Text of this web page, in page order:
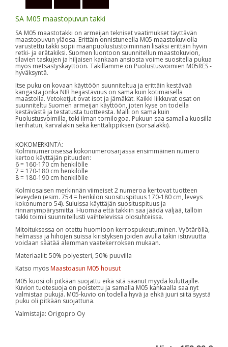
SA M05 maastopuvun takki
SA M05 maastotakki on armeijan tekniset vaatimukset täyttävän
maastopuvun yläosa. Erittäin onnistuneella M05 maastokuviolla
varustettu takki sopii maanpuolustustoiminnan lisäksi erittäin hyvin
retki- ja erätakiksi. Suomen luontoon suunnitellun maastokuvion,
tilavien taskujen ja hiljaisen kankaan ansiosta voime suositella pukua
myös metsästyskäyttöön. Takillamme on Puolustusvoimien M05RES -
hyväksyntä.
Itse puku on kovaan käyttöön suunniteltua ja erittäin kestävää
kangasta jonka NIR heijastavuus on sama kuin kotimaisella
maastolla. Vetoketjut ovat isot ja jämäkät. Kaikki liikkuvat osat on
suunniteltu Suomen armeijan käyttöön, joten kyse on todella
kestävästä ja testatusta tuotteesta. Malli on sama kuin
Puolustusvoimilla, toki ilman tornilogoa. Pukuun saa samalla kuosilla
lierihatun, karvalakin sekä kenttälippiksen (sorsalakki).
KOKOMERKINTÄ:
Kolminumeroisessa kokonumerosarjassa ensimmäinen numero
kertoo käyttäjän pituuden:
6 = 160-170 cm henkilölle
7 = 170-180 cm henkilölle
8 = 180-190 cm henkilölle
Kolmiosaisen merkinnän viimeiset 2 numeroa kertovat tuotteen
leveyden (esim. 754 = henkilön suosituspituus 170-180 cm, leveys
kokonumero 54). Suluissa käyttäjän suosituspituus ja
rinnanympärysmitta. Huomaa että takkiin saa jäädä väljää, tällöin
takki toimii suunnitellusti vaihtelevissa olosuhteissa.
Mitoituksessa on otettu huomioon kerrospukeutuminen. Vyötäröllä,
helmassa ja hihojen suissa kiristyksen joiden avulla takin istuvuutta
voidaan säätää alemman vaatekerroksen mukaan.
Materiaalit: 50% polyesteri, 50% puuvilla
Katso myösMaastoasun M05 housut
M05 kuosi oli pitkään suojattu eikä sitä saanut myydä kuluttajille.
Kuvion tuotesuoja on poistettu ja samalla M05 kankaalla saa nyt
valmistaa pukuja. M05-kuvio on todella hyvä ja ehkä juuri siitä syystä
puku oli pitkään suojattuna.
Valmistaja: Origopro Oy